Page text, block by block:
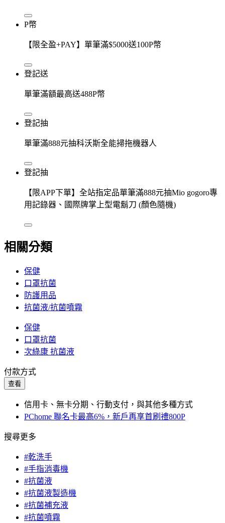
P幣
【限全盈+PAY】單筆滿$5000送100P幣
登記送
單筆滿額最高送488P幣
登記抽
單筆滿888元抽科沃斯全能掃拖機器人
登記抽
【限APP下單】全站指定品單筆滿888元抽Mio gogoro專
用記錄器、國際牌掌上型電鬍刀 (顏色隨機)
相關分類
保健
口罩抗菌
防護用品
抗菌液/抗菌噴霧
保健
口罩抗菌
次綠康 抗菌液
付款方式
查看
信用卡、無卡分期、行動支付，與其他多種方式
PChome 聯名卡最高6%，新戶再享首刷禮800P
搜尋更多
#乾洗手
#手指消毒機
#抗菌液
#抗菌液製造機
#抗菌補充液
#抗菌噴霧